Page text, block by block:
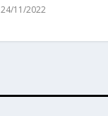
24/11/2022